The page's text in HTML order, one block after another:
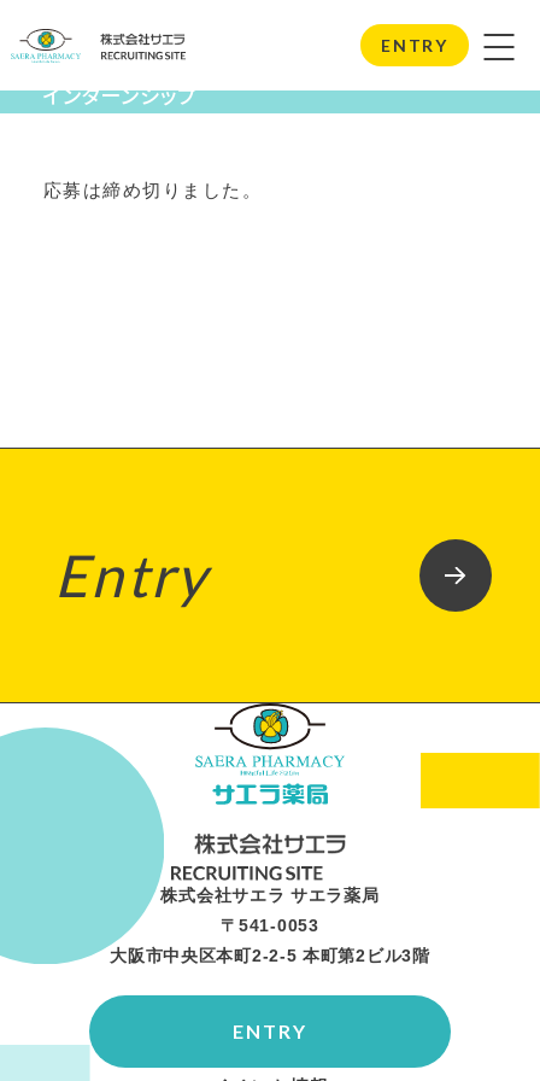
ENTRY
Internship
インターンシップ
応募は締め切りました。
Entry
株式会社サエラ サエラ薬局
〒541-0053
大阪市中央区本町2-2-5 本町第2ビル3階
ENTRY